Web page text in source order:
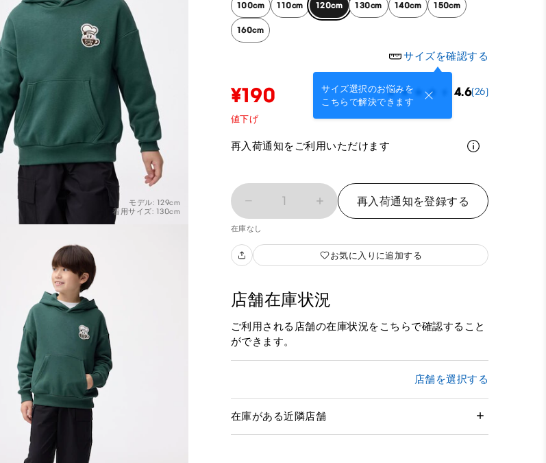
100cm 110cm 120cm 130cm 140cm 150cm
160cm
サイズを確認する
サイズ選択のお悩みを
こちらで解決できます
¥190 4.6(26)
値下げ
再入荷通知をご利用いただけます
1 再入荷通知を登録する
在庫なし
お気に入りに追加する
店舗在庫状況
ご利用される店舗の在庫状況をこちらで確認すること
ができます。
店舗を選択する
在庫がある近隣店舗
モデル: 129cm
着用サイズ: 130cm